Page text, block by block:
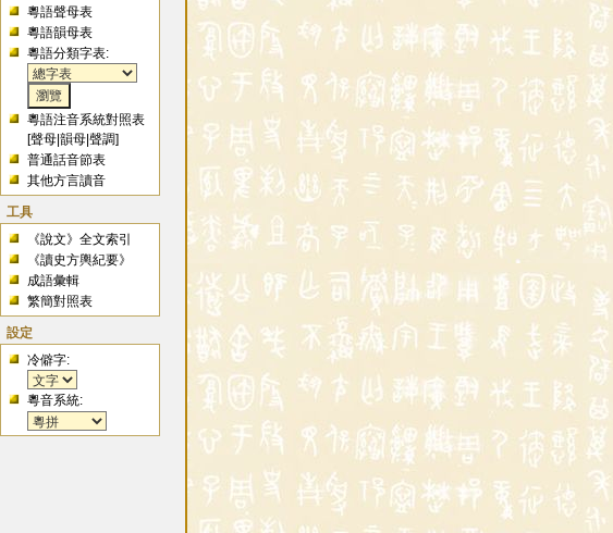
粵語聲母表
粵語韻母表
粵語分類字表:
粵語注音系統對照表
[聲母 |韻母 |聲調]
普通話音節表
其他方言讀音
工具
《說文》全文索引
《讀史方輿紀要》
成語彙輯
繁簡對照表
設定
冷僻字:
粵音系統: